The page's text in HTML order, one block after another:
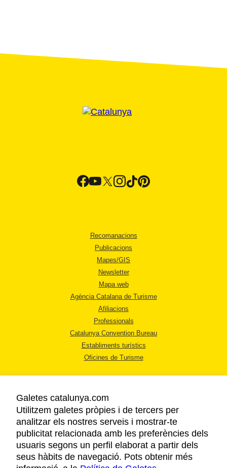
Recomanacions
Publicacions
Mapes/GIS
Newsletter
Mapa web
Agència Catalana de Turisme
Afiliacions
Professionals
Catalunya Convention Bureau
Establiments turístics
Oficines de Turisme
AVÍS LEGAL
POLÍTICA DE PRIVACITAT
COOKIES
Galetes catalunya.com
Utilitzem galetes pròpies i de tercers per
analitzar els nostres serveis i mostrar-te
publicitat relacionada amb les preferències dels
usuaris segons un perfil elaborat a partir dels
seus hàbits de navegació. Pots obtenir més